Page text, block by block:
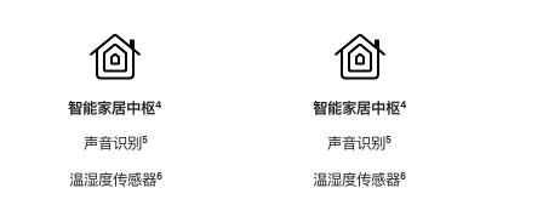
智能家居中枢脚
⁴
声音识别脚
⁵
温湿度传感器脚
⁶
智能家居中枢脚
⁴
声音识别脚
⁵
温湿度传感器脚
⁶